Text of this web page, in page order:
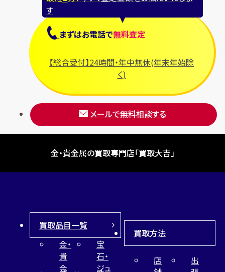
す
まずはお電話で無料査定
【総合受付】24時間・年中無休(年末年始除
く)
メールで無料相談する
金・貴金属の買取専門店「買取大吉」
買取品目一覧
金・
貴
金
宝
石・
ジュ
買取方法
店
出